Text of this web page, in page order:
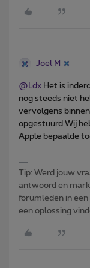
Joel M
@Ldx Het is
nog steeds niet
vervolgens
opgestuurd.Wij
Apple bepaalde
Tip: Werd jouw
antwoord en
forumleden in
een oplossing